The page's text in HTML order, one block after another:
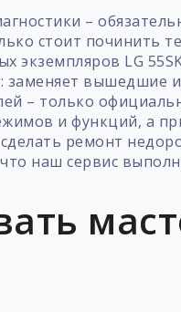
–
стоит починить
экземпляров LG
заменяет вышедшие
– только
и функций, а
ремонт
наш сервис